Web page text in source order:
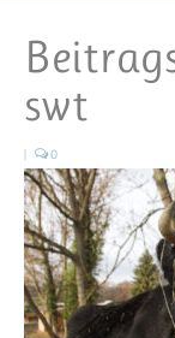
Pat*in werden
Blog
FAQ
swt
| 0